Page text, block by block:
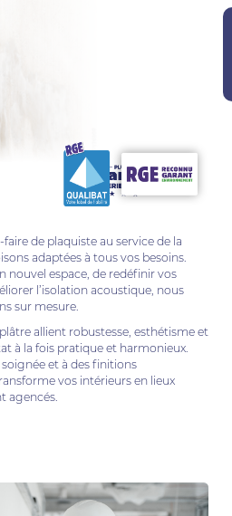
de plaquiste au service de la
adaptées à tous vos besoins.
nouvel espace, de redéfinir vos
l’isolation acoustique, nous
sur mesure.
allient robustesse, esthétisme et
à la fois pratique et harmonieux.
et à des finitions
vos intérieurs en lieux
agencés.